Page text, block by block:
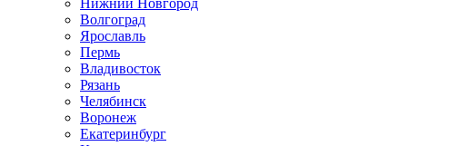
Нижний Новгород
Волгоград
Ярославль
Пермь
Владивосток
Рязань
Челябинск
Воронеж
Екатеринбург